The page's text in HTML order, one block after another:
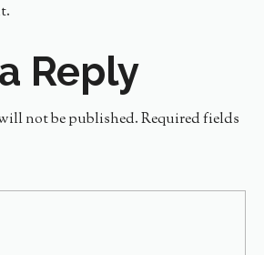
Reply
not be published.Required fields